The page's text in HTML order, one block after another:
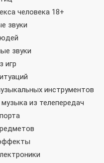
человека 18+
звуки
звуки
игр
инструментов
музыка из телепередач